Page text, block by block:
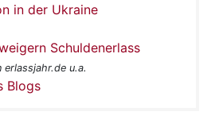
in der Ukraine
Schuldenerlass
u.a.
Blogs